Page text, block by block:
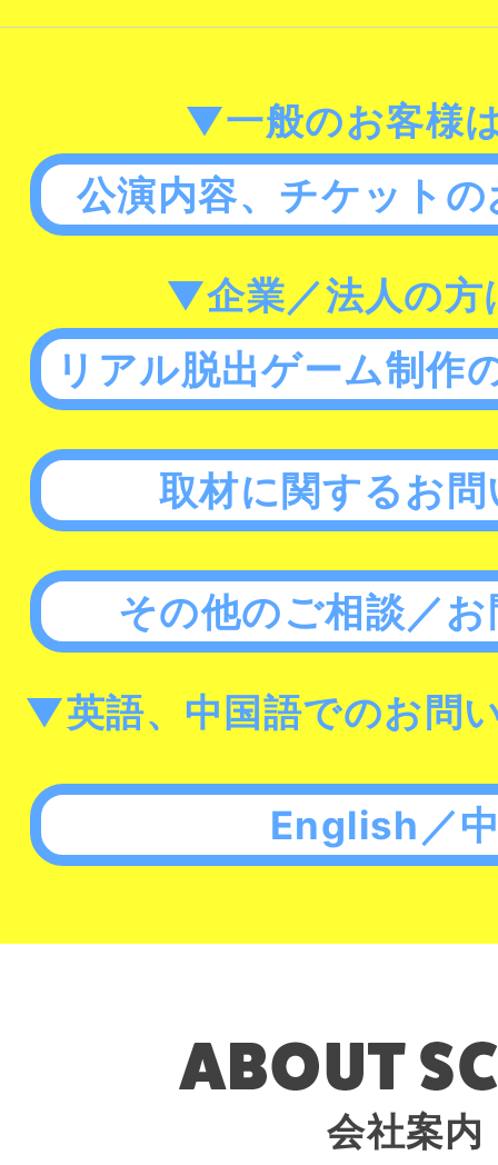
▼一般のお客様
公演内容、チケット
▼企業／法人の方
リアル脱出ゲーム制作
取材に関するお
その他のご相談／
▼英語、中国語でのお問
English／
会社案内